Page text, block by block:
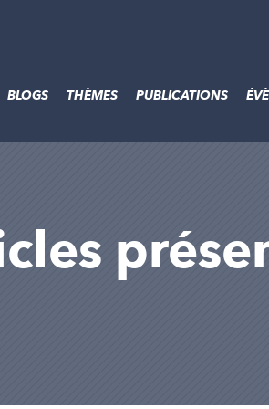
BLOGS THÈMES PUBLICATIONS